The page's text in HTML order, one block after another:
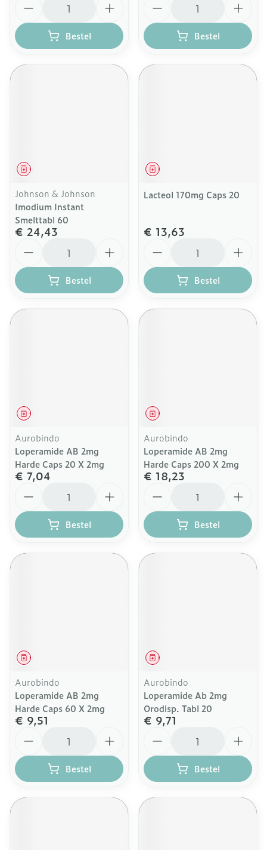
Bestel Bestel
Geneesmiddel
Johnson & Johnson
Imodium Instant
Smelttabl 60
€ 24,43
Bestel
Geneesmiddel
Lacteol 170mg Caps 20
€ 13,63
Bestel
Geneesmiddel
Aurobindo
Loperamide AB 2mg
Harde Caps 20 X 2mg
€ 7,04
Bestel
Geneesmiddel
Aurobindo
Loperamide AB 2mg
Harde Caps 200 X 2mg
€ 18,23
Bestel
Geneesmiddel
Aurobindo
Loperamide AB 2mg
Harde Caps 60 X 2mg
€ 9,51
Bestel
Geneesmiddel
Aurobindo
Loperamide Ab 2mg
Orodisp. Tabl 20
€ 9,71
Bestel